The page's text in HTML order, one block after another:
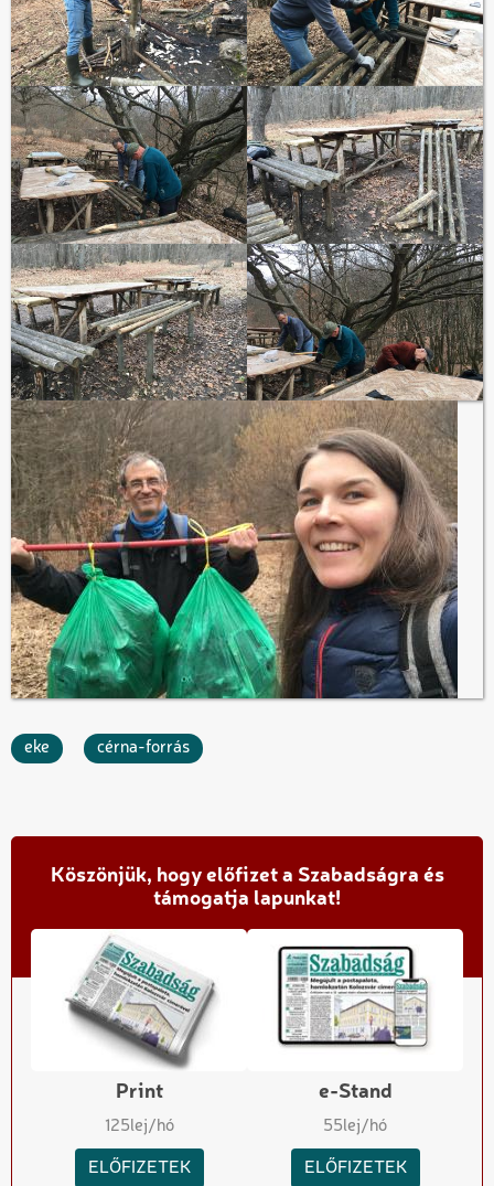
eke cérna-forrás
Köszönjük, hogy előfizet a Szabadságra és
támogatja lapunkat!
Print
125lej/hó
ELŐFIZETEK
e-Stand
55lej/hó
ELŐFIZETEK